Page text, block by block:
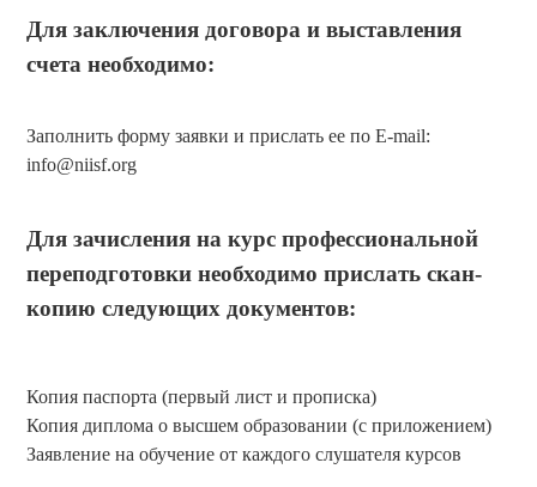
Для заключения договора и выставления
счета необходимо:
Заполнить форму заявки и прислать ее по E-mail:
info@niisf.org
Для зачисления на курс профессиональной
переподготовки необходимо прислать скан-
копию следующих документов:
Копия паспорта (первый лист и прописка)
Копия диплома о высшем образовании (с приложением)
Заявление на обучение от каждого слушателя курсов